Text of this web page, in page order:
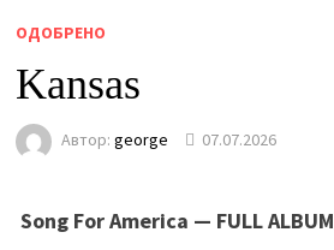
ОДОБРЕНО
Kansas
Автор: george 07.07.2026
Song For America — FULL ALBUM